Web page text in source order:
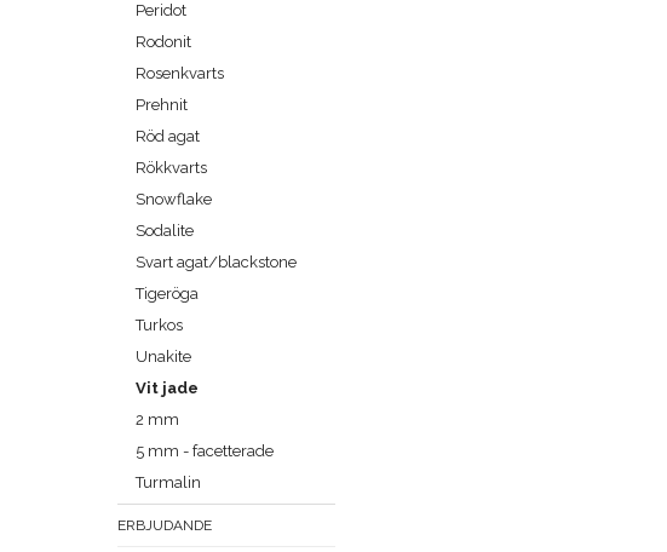
Peridot
Rodonit
Rosenkvarts
Prehnit
Röd agat
Rökkvarts
Snowflake
Sodalite
Svart agat/blackstone
Tigeröga
Turkos
Unakite
Vit jade
2 mm
5 mm - facetterade
Turmalin
ERBJUDANDE